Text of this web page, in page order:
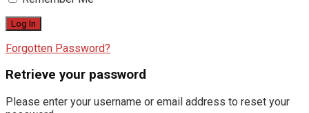
Forgotten Password?
Retrieve your password
Please enter your username or email address to reset your